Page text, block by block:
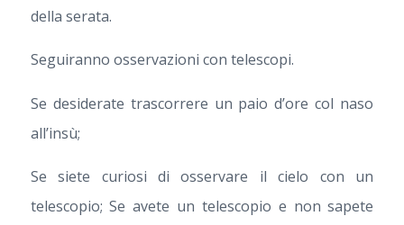
della serata.
Seguiranno osservazioni con telescopi.
Se desiderate trascorrere un paio d’ore col naso
all’insù;
Se siete curiosi di osservare il cielo con un
telescopio; Se avete un telescopio e non sapete